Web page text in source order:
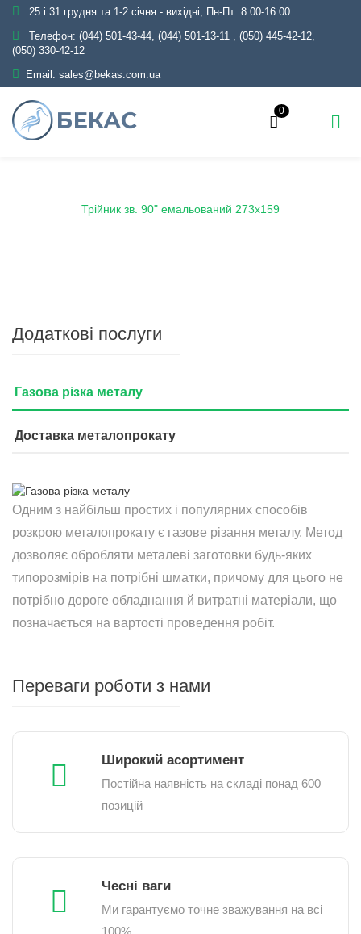
25 і 31 грудня та 1-2 січня - вихідні, Пн-Пт: 8:00-16:00
Телефон: (044) 501-43-44, (044) 501-13-11 , (050) 445-42-12,
(050) 330-42-12
Email: sales@bekas.com.ua
0
Трійник зв. 90" емальований 273х159
Додаткові послуги
Газова різка металу
Доставка металопрокату
Одним з найбільш простих і популярних способів
розкрою металопрокату є газове різання металу. Метод
дозволяє обробляти металеві заготовки будь-яких
типорозмірів на потрібні шматки, причому для цього не
потрібно дороге обладнання й витратні матеріали, що
позначається на вартості проведення робіт.
Переваги роботи з нами
Широкий асортимент
Постійна наявність на складі понад 600
позицій
Чесні ваги
Ми гарантуємо точне зважування на всі